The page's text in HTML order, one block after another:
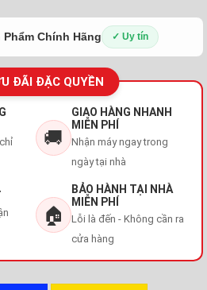
Phẩm Chính Hãng ✓ Uy tín
ĐÃI ĐẶC QUYỀN
🚚
GIAO HÀNG NHANH
MIỄN PHÍ
Nhận máy ngay trong
ngày tại nhà
🏠
BẢO HÀNH TẠI NHÀ
MIỄN PHÍ
Lỗi là đến - Không cần ra
cửa hàng